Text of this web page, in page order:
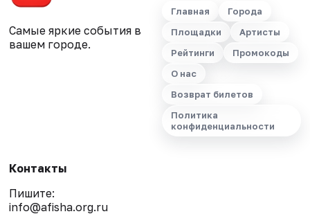
Самые яркие события в
вашем городе.
Главная
Города
Площадки
Артисты
Рейтинги
Промокоды
О нас
Возврат билетов
Политика
конфиденциальности
Контакты
Пишите:
info@afisha.org.ru